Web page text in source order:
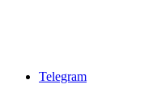
Telegram